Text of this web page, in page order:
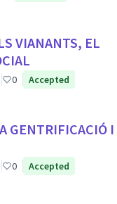
VIANANTS, EL
0 Accepted
GENTRIFICACIÓ I
0 Accepted